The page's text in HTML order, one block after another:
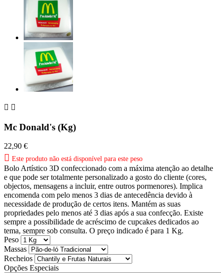
 
Mc Donald's (Kg)
22,90 €
 Este produto não está disponível para este peso
Bolo Artístico 3D confeccionado com a máxima atenção ao detalhe
e que pode ser totalmente personalizado a gosto do cliente (cores,
objectos, mensagens a incluir, entre outros pormenores). Implica
encomenda com pelo menos 3 dias de antecedência devido à
necessidade de produção de certos itens. Mantém as suas
propriedades pelo menos até 3 dias após a sua confecção. Existe
sempre a possibilidade de acréscimo de cupcakes dedicados ao
tema, sempre sob consulta. O preço indicado é para 1 Kg.
Peso
Massas
Recheios
Opções Especiais